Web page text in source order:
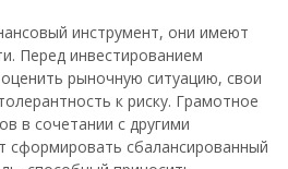
инструмент, они имеют
Перед инвестированием
рыночную ситуацию, свои
к риску. Грамотное
в сочетании с другими
сформировать сбалансированный